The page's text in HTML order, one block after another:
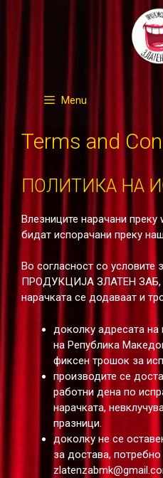
Menu
Terms and
ПОЛИТИКА НА
Влезниците нарачани преку
бидат испорачани преку
Во согласност со условите
ПРОДУКЦИЈА ЗЛАТЕН ЗАБ,
нарачката се додаваат и
доколку адресата на
на Република
фиксен трошок за
производите се
работни дена по
нарачката,
празници.
доколку не се
за достава,